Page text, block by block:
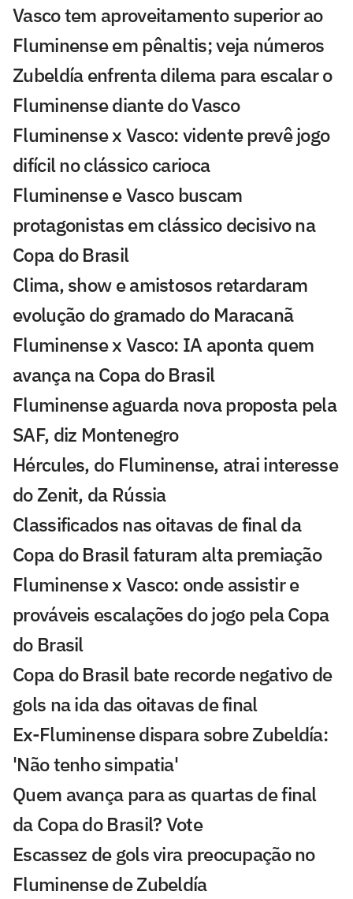
Vasco tem aproveitamento superior ao
Fluminense em pênaltis; veja números
Zubeldía enfrenta dilema para escalar o
Fluminense diante do Vasco
Fluminense x Vasco: vidente prevê jogo
difícil no clássico carioca
Fluminense e Vasco buscam
protagonistas em clássico decisivo na
Copa do Brasil
Clima, show e amistosos retardaram
evolução do gramado do Maracanã
Fluminense x Vasco: IA aponta quem
avança na Copa do Brasil
Fluminense aguarda nova proposta pela
SAF, diz Montenegro
Hércules, do Fluminense, atrai interesse
do Zenit, da Rússia
Classificados nas oitavas de final da
Copa do Brasil faturam alta premiação
Fluminense x Vasco: onde assistir e
prováveis escalações do jogo pela Copa
do Brasil
Copa do Brasil bate recorde negativo de
gols na ida das oitavas de final
Ex-Fluminense dispara sobre Zubeldía:
'Não tenho simpatia'
Quem avança para as quartas de final
da Copa do Brasil? Vote
Escassez de gols vira preocupação no
Fluminense de Zubeldía